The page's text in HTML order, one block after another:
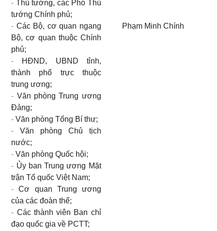
- Thủ tướng, các Phó Thủ
tướng Chính phủ;
- Các Bộ, cơ quan ngang
Bộ, cơ quan thuộc Chính
phủ;
- HĐND, UBND tỉnh,
thành phố trực thuộc
trung ương;
- Văn phòng Trung ương
Đảng;
- Văn phòng Tổng Bí thư;
- Văn phòng Chủ tịch
nước;
- Văn phòng Quốc hội;
- Ủy ban Trung ương Mặt
trận Tổ quốc Việt Nam;
- Cơ quan Trung ương
của các đoàn thể;
- Các thành viên Ban chỉ
đạo quốc gia về PCTT;
Phạm Minh Chính